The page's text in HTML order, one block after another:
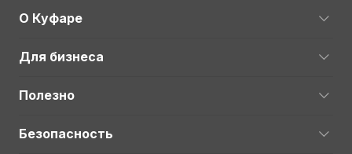
О Куфаре
Для бизнеса
Полезно
Безопасность